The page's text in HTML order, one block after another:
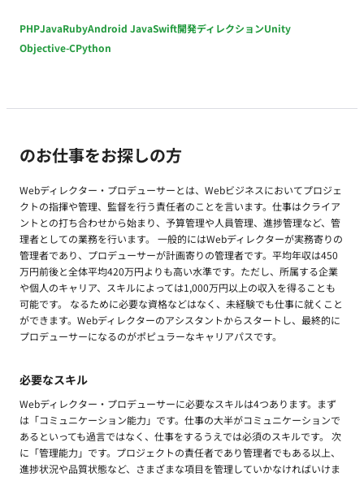
PHPJavaRubyAndroid JavaSwift開発ディレクションUnity
Objective-CPython
のお仕事をお探しの方
Webディレクター・プロデューサーとは、Webビジネスにおいてプロジェ
クトの指揮や管理、監督を行う責任者のことを言います。仕事はクライア
ントとの打ち合わせから始まり、予算管理や人員管理、進捗管理など、管
理者としての業務を行います。 一般的にはWebディレクターが実務寄りの
管理者であり、プロデューサーが計画寄りの管理者です。平均年収は450
万円前後と全体平均420万円よりも高い水準です。ただし、所属する企業
や個人のキャリア、スキルによっては1,000万円以上の収入を得ることも
可能です。 なるために必要な資格などはなく、未経験でも仕事に就くこと
ができます。Webディレクターのアシスタントからスタートし、最終的に
プロデューサーになるのがポピュラーなキャリアパスです。
必要なスキル
Webディレクター・プロデューサーに必要なスキルは4つあります。まず
は「コミュニケーション能力」です。仕事の大半がコミュニケーションで
あるといっても過言ではなく、仕事をするうえでは必須のスキルです。 次
に「管理能力」です。プロジェクトの責任者であり管理者でもある以上、
進捗状況や品質状態など、さまざまな項目を管理していかなければいけま